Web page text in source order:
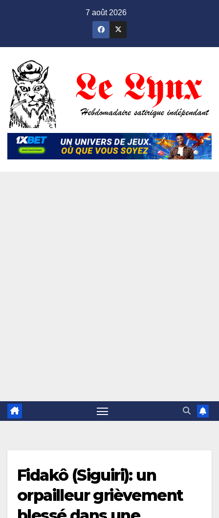
7 août 2026
Fidakô (Siguiri): un
orpailleur grièvement